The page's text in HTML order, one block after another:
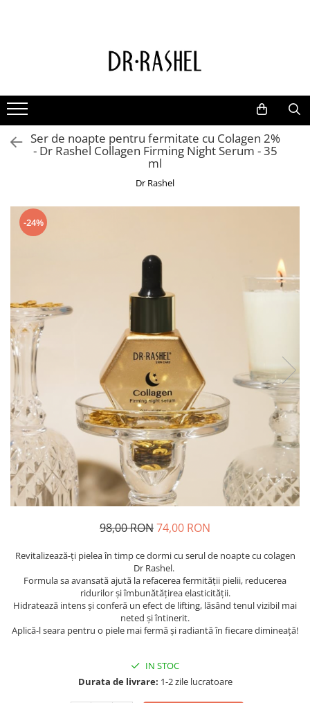
Lotiuni tonice
Creme de zi
Creme de noapte
Colagen
Vitamina c
Retinol
Acid Hialuronic
Aloe Vera
Ser de noapte pentru fermitate cu Colagen 2%
- Dr Rashel Collagen Firming Night Serum - 35
ml
Dr Rashel
-24%
98,00 RON74,00 RON
Revitalizează-ți pielea în timp ce dormi cu serul de noapte cu colagen
Dr Rashel.
Formula sa avansată ajută la refacerea fermității pielii, reducerea
ridurilor și îmbunătățirea elasticității.
Hidratează intens și conferă un efect de lifting, lăsând tenul vizibil mai
neted și întinerit.
Aplică-l seara pentru o piele mai fermă și radiantă în fiecare dimineață!
IN STOC
Durata de livrare: 1-2 zile lucratoare